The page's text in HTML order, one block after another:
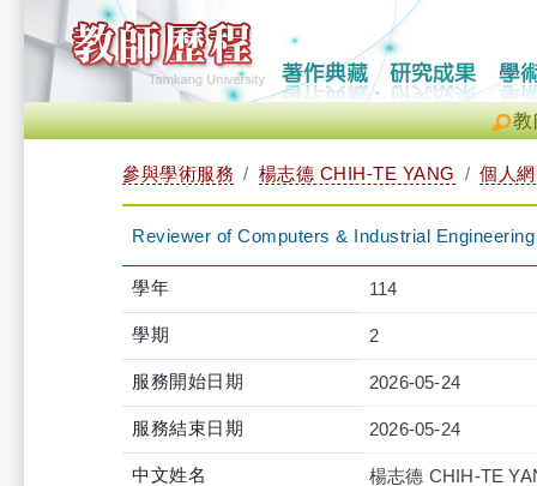
教
參與學術服務 楊志德 CHIH-TE YANG 個人
Reviewer of Computers & Industrial Engineering
學年 114
學期 2
服務開始日期 2026-05-24
服務結束日期 2026-05-24
中文姓名 楊志德 CHIH-TE